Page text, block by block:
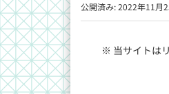
公開済み: 2022年11月
※ 当サイトは